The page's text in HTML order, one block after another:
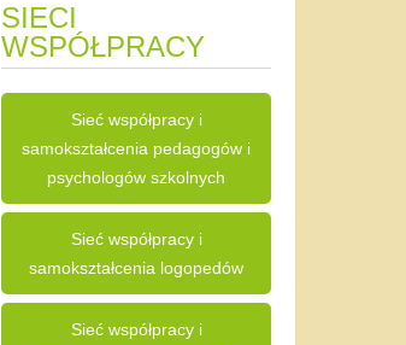
SIECI
WSPÓŁPRACY
Sieć współpracy i
samokształcenia pedagogów i
psychologów szkolnych
Sieć współpracy i
samokształcenia logopedów
Sieć współpracy i